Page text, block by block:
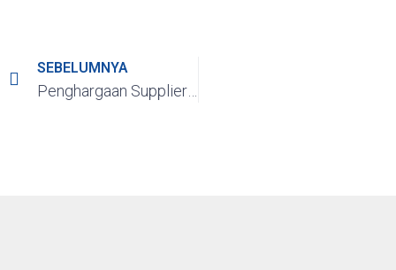
SEBELUMNYA
Penghargaan Supplier Terbaik dari PT. Astemo Bekasi Manufacturing